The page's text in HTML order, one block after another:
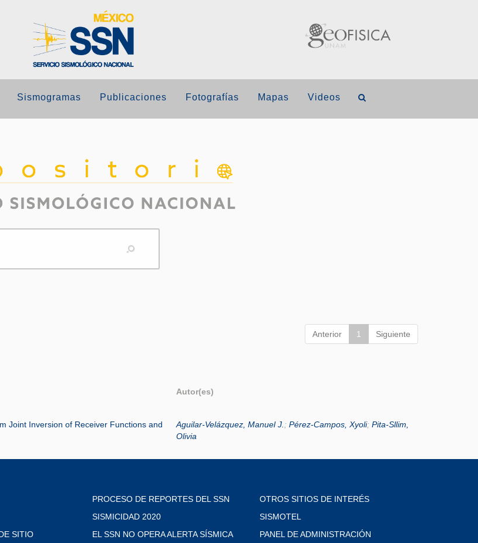
Sismogramas Publicaciones Fotografías Mapas Videos
Anterior 1 Siguiente
Autor(es)
Joint Inversion of Receiver Functions and
Aguilar-Velázquez, Manuel J. ; Pérez-Campos, Xyoli; Pita-Sllim,
Olivia
SITIO
PROCESO DE REPORTES DEL SSN
SISMICIDAD 2020
EL SSN NO OPERA ALERTA SÍSMICA
OTROS SITIOS DE INTERÉS
SISMOTEL
PANEL DE ADMINISTRACIÓN